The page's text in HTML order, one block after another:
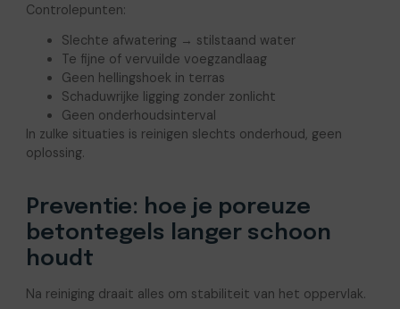
Controlepunten:
Slechte afwatering → stilstaand water
Te fijne of vervuilde voegzandlaag
Geen hellingshoek in terras
Schaduwrijke ligging zonder zonlicht
Geen onderhoudsinterval
In zulke situaties is reinigen slechts onderhoud, geen
oplossing.
Preventie: hoe je poreuze
betontegels langer schoon
houdt
Na reiniging draait alles om stabiliteit van het oppervlak.